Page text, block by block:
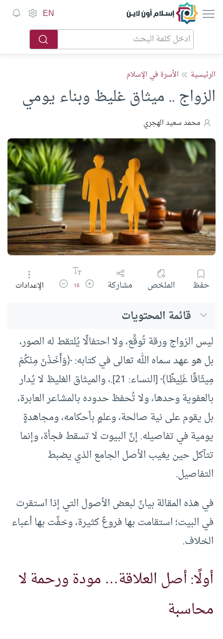
إسلام أون لاين EN
الرئيسية الأسرة في الإسلام
الزواج .. ميثاق غليظ وبناء يومي
محمد سعيد الهجري
حفظ الملخص مشاركة زيادة حجم الخط
16 تقليل حجم الخط
الإعدادات
قائمة المحتويات
ليس الزواج ورقة تُوقَّع، ولا احتفالًا يُلتقط له الصور،
بل هو عهد سماه الله تعالى في كتابه: ﴿وَأَخَذْنَ مِنْكُمْ
مِيثَاقًا غَلِيظًا﴾ [النساء: 21].، والميثاق الغليظ لا يُدار
بالعفوية وحدها، ولا تُحفظ حدوده بالمشاعر العابرة،
بل يقوم على نية صالحة، وعلمٍ بأحكامه، ومجاهدةٍ
يومية في تفاصيله. إنَّ البيوت لا تسقط فجأة، وإنما
تتآكل حين يغيب الأصل الجامع الذي يضبط
التفاصيل.
في هذه المقالة بيانٌ لبعض الأصول التي إذا استقرت
في البيت؛ استقامت بها فروعٌ كثيرة، وخفَّت بها أعباء
الخلاف.
أولًا: أصل العلاقة… مودة ورحمة لا
محاسبة